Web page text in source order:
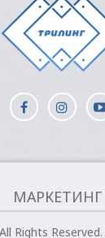
МАРКЕТИНГ
Rights Reserved.